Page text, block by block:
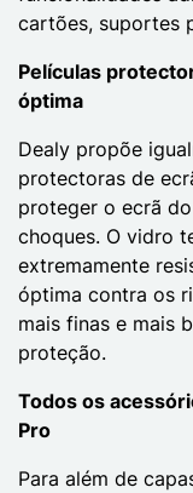
cartões, suportes
Películas
óptima
Dealy propõe
protectoras de
proteger o ecrã
choques. O vidro
extremamente
óptima contra os
mais finas e mais
proteção.
Todos os
Pro
Para além de